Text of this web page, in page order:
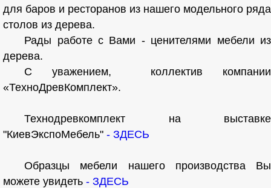
для баров и ресторанов из нашего модельного ряда
столов из дерева.
Рады работе с Вами - ценителями мебели из
дерева.
С уважением, коллектив компании
«ТехноДревКомплект».
Технодревкомплект на выставке
"КиевЭкспоМебель" - ЗДЕСЬ
Образцы мебели нашего производства Вы
можете увидеть - ЗДЕСЬ